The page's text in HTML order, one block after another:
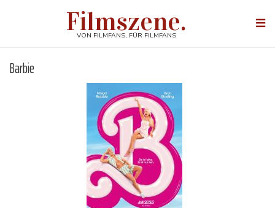
Filmszene.
VON FILMFANS, FÜR FILMFANS
Barbie